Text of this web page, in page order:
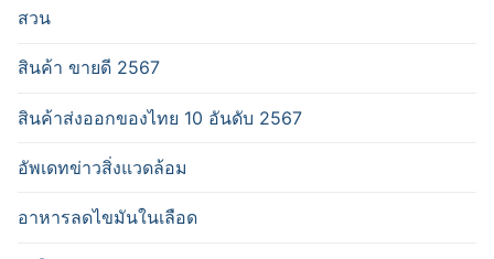
สวน
สินค้า ขายดี 2567
สินค้าส่งออกของไทย 10 อันดับ 2567
อัพเดทข่าวสิ่งแวดล้อม
อาหารลดไขมันในเลือด